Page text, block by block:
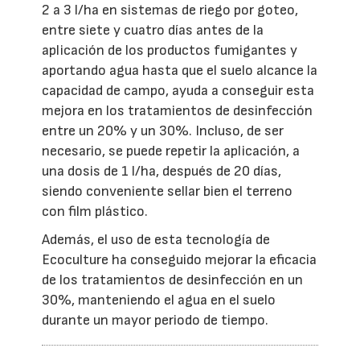
2 a 3 l/ha en sistemas de riego por goteo,
entre siete y cuatro días antes de la
aplicación de los productos fumigantes y
aportando agua hasta que el suelo alcance la
capacidad de campo, ayuda a conseguir esta
mejora en los tratamientos de desinfección
entre un 20% y un 30%. Incluso, de ser
necesario, se puede repetir la aplicación, a
una dosis de 1 l/ha, después de 20 días,
siendo conveniente sellar bien el terreno
con film plástico.
Además, el uso de esta tecnología de
Ecoculture ha conseguido mejorar la eficacia
de los tratamientos de desinfección en un
30%, manteniendo el agua en el suelo
durante un mayor periodo de tiempo.